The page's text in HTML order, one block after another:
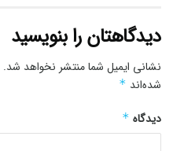
دیدگاهتان را بنویسید
نشانی ایمیل شما منتشر نخواهد شد.
شده‌اند *
دیدگاه *